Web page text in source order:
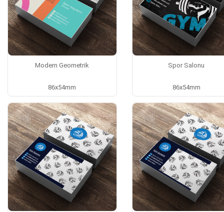
Modern Geometrik
86x54mm
Spor Salonu
86x54mm